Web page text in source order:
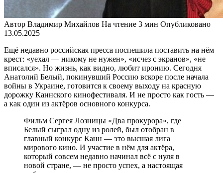
Автор Владимир Михайлов На чтение 3 мин Опубликовано
13.05.2025
Ещё недавно российская пресса поспешила поставить на нём
крест: «уехал — никому не нужен», «исчез с экранов», «не
вписался». Но жизнь, как видно, любит иронию. Сегодня
Анатолий Белый, покинувший Россию вскоре после начала
войны в Украине, готовится к своему выходу на красную
дорожку Каннского кинофестиваля. И не просто как гость —
а как один из актёров основного конкурса.
Фильм Сергея Лозницы «Два прокурора», где
Белый сыграл одну из ролей, был отобран в
главный конкурс Канн — это высшая лига
мирового кино. И участие в нём для актёра,
который совсем недавно начинал всё с нуля в
новой стране, — не просто успех, а настоящая